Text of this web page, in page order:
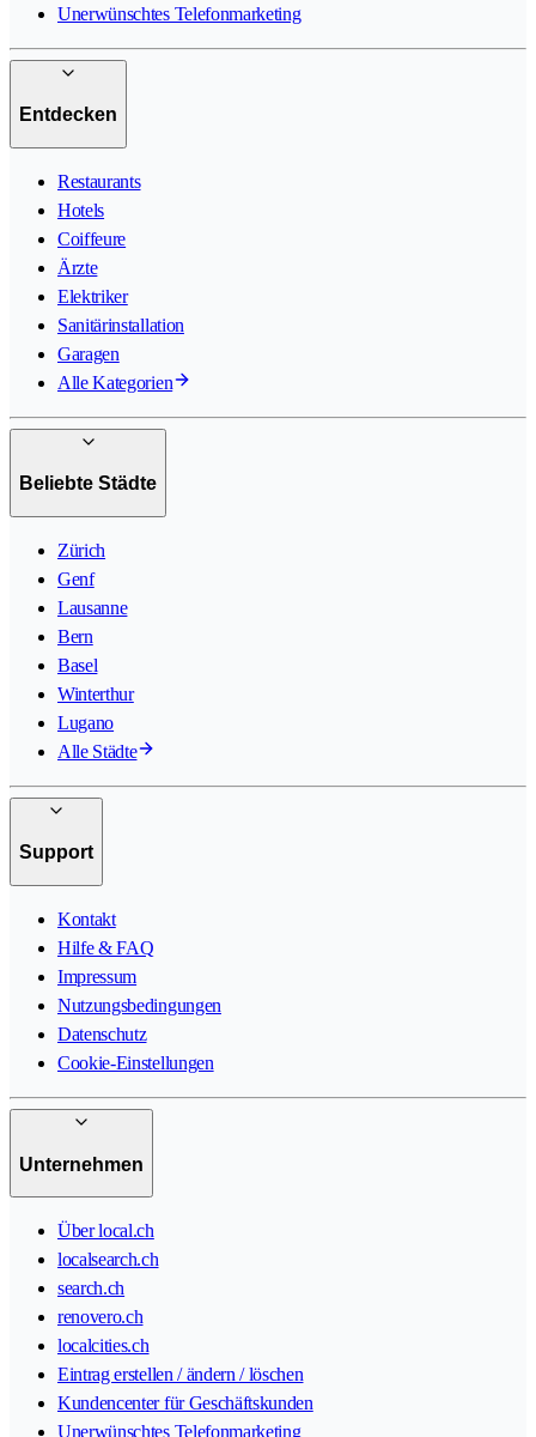
Unerwünschtes Telefonmarketing
Entdecken
Restaurants
Hotels
Coiffeure
Ärzte
Elektriker
Sanitärinstallation
Garagen
Alle Kategorien
Beliebte Städte
Zürich
Genf
Lausanne
Bern
Basel
Winterthur
Lugano
Alle Städte
Support
Kontakt
Hilfe & FAQ
Impressum
Nutzungsbedingungen
Datenschutz
Cookie-Einstellungen
Unternehmen
Über local.ch
localsearch.ch
search.ch
renovero.ch
localcities.ch
Eintrag erstellen / ändern / löschen
Kundencenter für Geschäftskunden
Unerwünschtes Telefonmarketing